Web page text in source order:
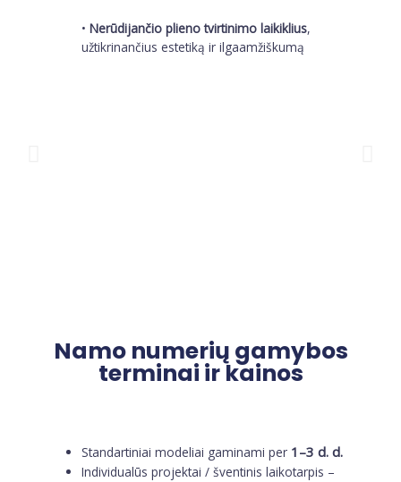
•Nerūdijančio plieno tvirtinimo laikiklius,
užtikrinančius estetiką ir ilgaamžiškumą
Namo numerių gamybos
terminai ir kainos
Standartiniai modeliai gaminami per 1–3 d. d.
Individualūs projektai / šventinis laikotarpis –